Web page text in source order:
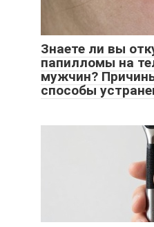
Знаете ли вы
папилломы на
мужчин?
способы